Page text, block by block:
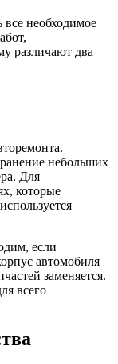
все необходимое
различают два
небольших
Для
которые
если
автомобиля
заменяется.
всего